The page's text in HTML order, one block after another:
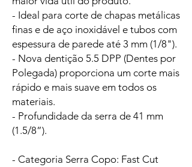
- Ideal para corte de chapas metálicas
finas e de aço inoxidável e tubos com
espessura de parede até 3 mm (1/8").
- Nova dentição 5.5 DPP (Dentes por
Polegada) proporciona um corte mais
rápido e mais suave em todos os
materiais.
- Profundidade da serra de 41 mm
(1.5/8”).
- Categoria Serra Copo: Fast Cut